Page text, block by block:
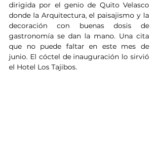
dirigida por el genio de Quito Velasco
donde la Arquitectura, el paisajismo y la
decoración con buenas dosis de
gastronomía se dan la mano. Una cita
que no puede faltar en este mes de
junio. El cóctel de inauguración lo sirvió
el Hotel Los Tajibos.